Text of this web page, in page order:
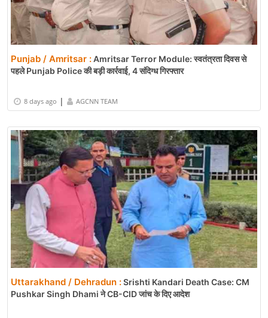
Punjab / Amritsar :Amritsar Terror Module: स्वतंत्रता दिवस से
पहले Punjab Police की बड़ी कार्रवाई, 4 संदिग्ध गिरफ्तार
8 days ago | AGCNN TEAM
Uttarakhand / Dehradun :Srishti Kandari Death Case: CM
Pushkar Singh Dhami ने CB-CID जांच के दिए आदेश